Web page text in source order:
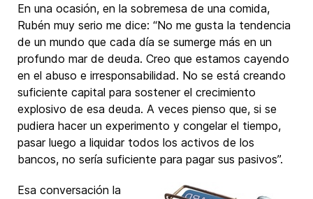
En una ocasión, en la sobremesa de una comida,
Rubén muy serio me dice: “No me gusta la tendencia
de un mundo que cada día se sumerge más en un
profundo mar de deuda. Creo que estamos cayendo
en el abuso e irresponsabilidad. No se está creando
suficiente capital para sostener el crecimiento
explosivo de esa deuda. A veces pienso que, si se
pudiera hacer un experimento y congelar el tiempo,
pasar luego a liquidar todos los activos de los
bancos, no sería suficiente para pagar sus pasivos”.
Esa conversación la